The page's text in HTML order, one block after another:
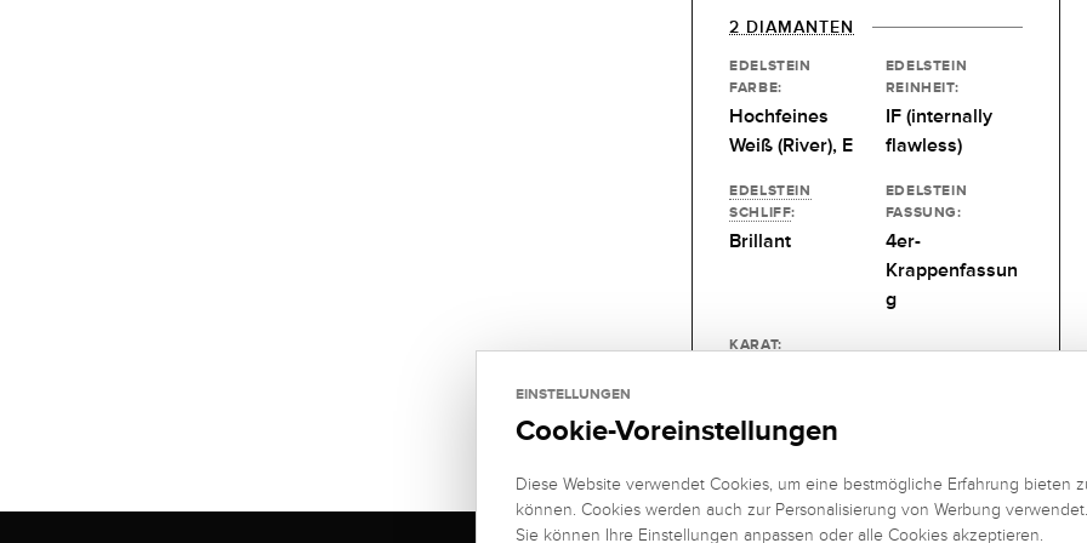
2 DIAMANTEN
EDELSTEIN
FARBE:
Hochfeines
Weiß (River), E
EDELSTEIN
REINHEIT:
IF (internally
flawless)
EDELSTEIN
SCHLIFF:
Brillant
EDELSTEIN
FASSUNG:
4er-
Krappenfassun
g
KARAT:
EINSTELLUNGEN
Cookie-Voreinstellungen
Diese Website verwendet Cookies, um eine bestmögliche Erfahrung bieten
können. Cookies werden auch zur Personalisierung von Werbung verwendet.
Sie können Ihre Einstellungen anpassen oder alle Cookies akzeptieren.